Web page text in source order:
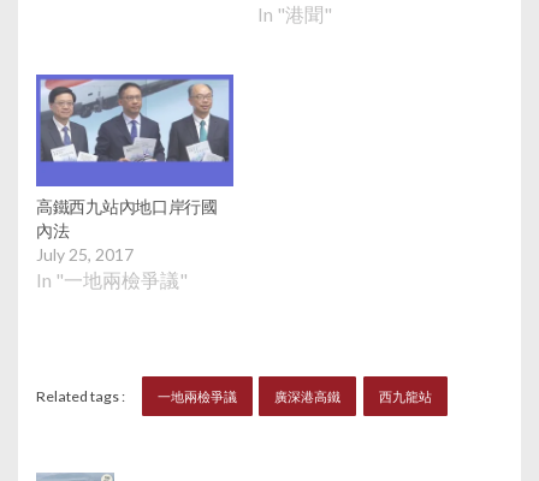
In "港聞"
高鐵西九站內地口岸行國
內法
July 25, 2017
In "一地兩檢爭議"
Related tags : 一地兩檢爭議 廣深港高鐵 西九龍站